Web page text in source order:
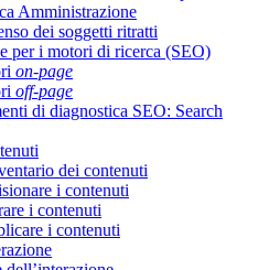
Amministrazione
dei soggetti ritratti
per i motori di ricerca (SEO)
on-page
off-page
di diagnostica SEO: Search
dei contenuti
i contenuti
i contenuti
i contenuti